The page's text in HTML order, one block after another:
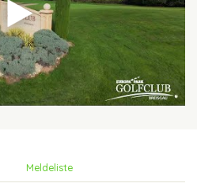
Meldeliste